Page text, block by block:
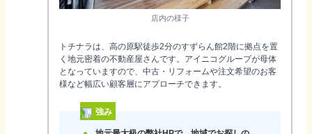
店内の様子
トチナラは、高の原駅徒歩2分のすずらん館2階に拠点を置
く地元密着の不動産屋さんです。アイニコグループが母体
となっていますので、中古・リフォームや注文希望のお客
様など幅広い顧客層にアプローチできます。
強み